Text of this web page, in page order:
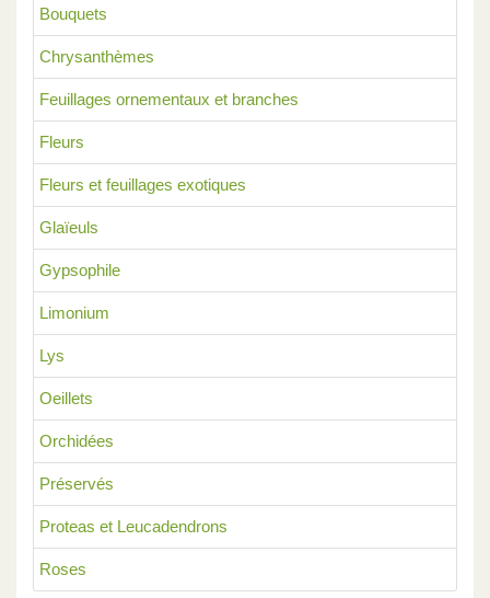
Bouquets
Chrysanthèmes
Feuillages ornementaux et branches
Fleurs
Fleurs et feuillages exotiques
Glaïeuls
Gypsophile
Limonium
Lys
Oeillets
Orchidées
Préservés
Proteas et Leucadendrons
Roses